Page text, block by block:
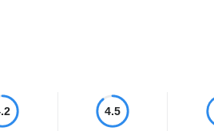
4.5